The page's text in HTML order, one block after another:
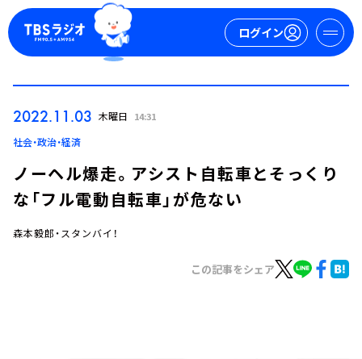
ログイン
2022.11.03 木曜日 14:31
社会・政治・経済
ノーヘル爆走。アシスト自転車とそっくり
な「フル電動自転車」が危ない
森本毅郎・スタンバイ！
この記事をシェア